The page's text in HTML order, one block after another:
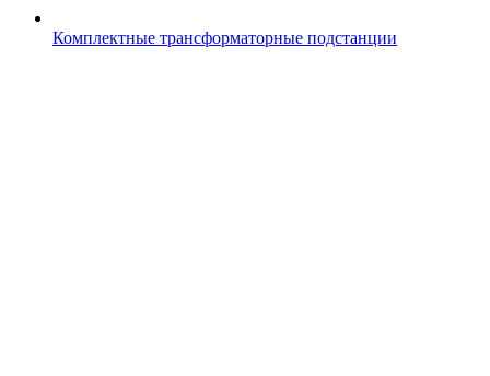
Комплектные трансформаторные подстанции